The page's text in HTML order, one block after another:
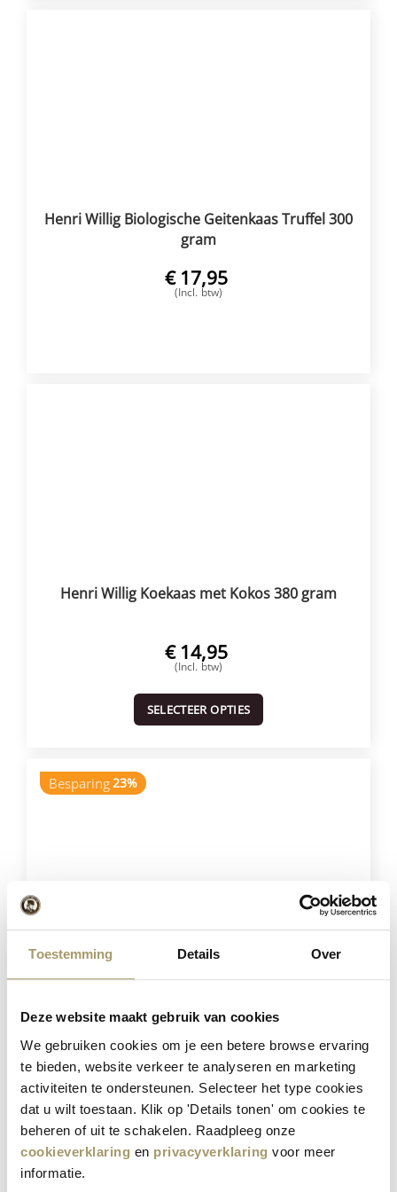
Toestemming Details Over
Deze website maakt gebruik van cookies
We gebruiken cookies om je een betere browse ervaring
te bieden, website verkeer te analyseren en marketing
activiteiten te ondersteunen. Selecteer het type cookies
dat u wilt toestaan. Klik op 'Details tonen' om cookies te
beheren of uit te schakelen. Raadpleeg onze
cookieverklaring en privacyverklaring voor meer
informatie.
Henri Willig Biologische Geitenkaas Truffel 300
gram
€ 17,95
(Incl. btw)
Henri Willig Koekaas met Kokos 380 gram
€ 14,95
(Incl. btw)
SELECTEER OPTIES
Besparing23%
Henri Willig Selectie van 12 Kazen
€181,40
€139,95
(Incl. btw)
VOEG TOE
Besparing 21%